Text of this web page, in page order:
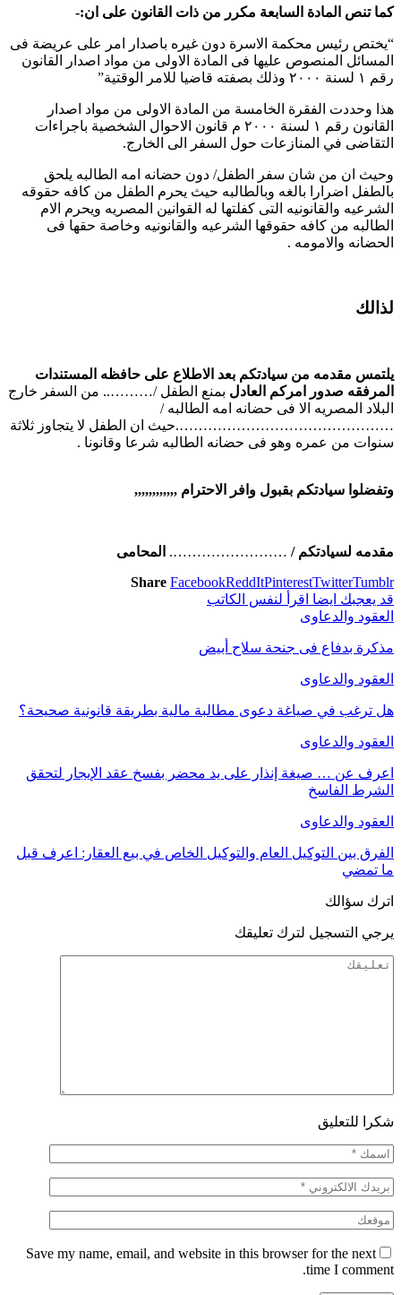
كما تنص المادة السابعة مكرر من ذات القانون على ان:-
“يختص رئيس محكمة الاسرة دون غيره باصدار امر على عريضة فى
المسائل المنصوص عليها فى المادة الاولى من مواد اصدار القانون
رقم ۱ لسنة ۲۰۰۰ وذلك بصفته قاضيا للامر الوقتية”
هذا وحددت الفقرة الخامسة من المادة الاولى من مواد اصدار
القانون رقم ۱ لسنة ۲۰۰۰ م قانون الاحوال الشخصية باجراءات
التقاضى في المنازعات حول السفر الى الخارج.
وحيث ان من شان سفر الطفل/ دون حضانه امه الطالبه يلحق
بالطفل اضرارا بالغه وبالطالبه حيث يحرم الطفل من كافه حقوقه
الشرعيه والقانونيه التى كفلتها له القوانين المصريه ويحرم الام
الطالبه من كافه حقوقها الشرعيه والقانونيه وخاصة حقها فى
الحضانه والامومه .
لذالك
يلتمس مقدمه من سيادتكم بعد الاطلاع على حافظه المستندات
المرفقه صدور امركم العادل بمنع الطفل /……….. من السفر خارج
البلاد المصريه الا فى حضانه امه الطالبه /
……………………………………….حيث ان الطفل لا يتجاوز ثلاثة
سنوات من عمره وهو فى حضانه الطالبه شرعا وقانونا .
وتفضلوا سيادتكم بقبول وافر الاحترام ,,,,,,,,,,,,
مقدمه لسيادتكم / ……………………. المحامى
Share FacebookReddItPinterestTwitterTumblr
قد يعجبك ايضا اقرأ لنفس الكاتب
العقود والدعاوى
مذكرة بدفاع فى جنحة سلاح أبيض
العقود والدعاوى
هل ترغب في صياغة دعوى مطالبة مالية بطريقة قانونية صحيحة؟
العقود والدعاوى
اعرف عن … صيغة إنذار على يد محضر بفسخ عقد الإيجار لتحقق
الشرط الفاسخ
العقود والدعاوى
الفرق بين التوكيل العام والتوكيل الخاص في بيع العقار: اعرف قبل
ما تمضي
اترك سؤالك
يرجي التسجيل لترك تعليقك
شكرا للتعليق
Save my name, email, and website in this browser for the next
time I comment.